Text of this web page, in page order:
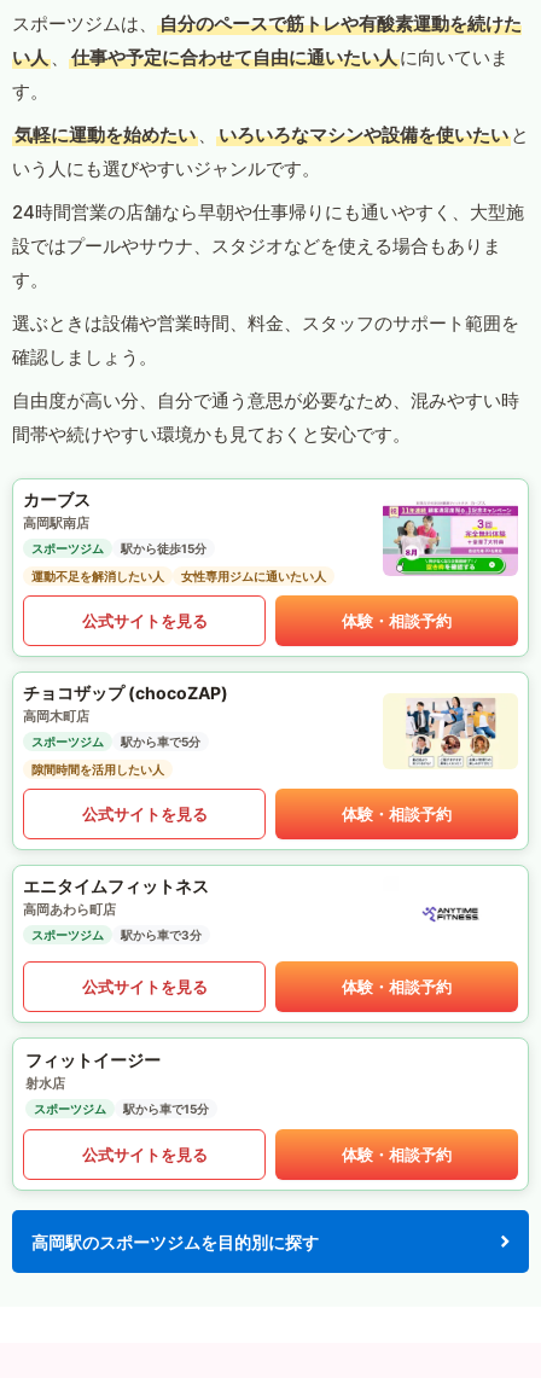
スポーツジムは、
自分のペースで筋トレや有酸素運動を続けた
い人 、 仕事や予定に合わせて自由に通いたい人に向いていま
す。
気軽に運動を始めたい 、 いろいろなマシンや設備を使いたい と
いう人にも選びやすいジャンルです。
24時間営業の店舗なら早朝や仕事帰りにも通いやすく、大型施
設ではプールやサウナ、スタジオなどを使える場合もありま
す。
選ぶときは設備や営業時間、料金、スタッフのサポート範囲を
確認しましょう。
自由度が高い分、自分で通う意思が必要なため、混みやすい時
間帯や続けやすい環境かも見ておくと安心です。
カーブス
高岡駅南店
スポーツジム
駅から徒歩15分
運動不足を解消したい人
女性専用ジムに通いたい人
公式サイトを見る 体験・相談予約
チョコザップ (chocoZAP)
高岡木町店
スポーツジム
駅から車で5分
隙間時間を活用したい人
公式サイトを見る 体験・相談予約
エニタイムフィットネス
高岡あわら町店
スポーツジム 駅から車で3分
公式サイトを見る 体験・相談予約
フィットイージー
射水店
スポーツジム 駅から車で15分
公式サイトを見る 体験・相談予約
高岡駅のスポーツジムを目的別に探す